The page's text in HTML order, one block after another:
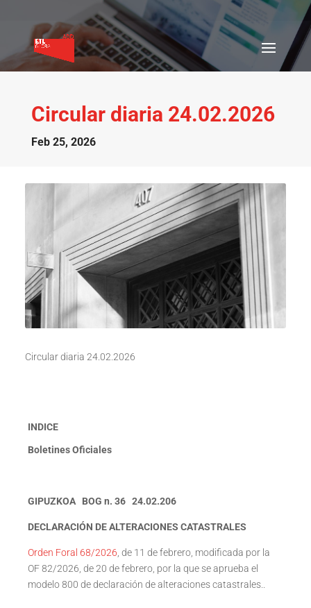
Circular diaria 24.02.2026
Feb 25, 2026
Circular diaria 24.02.2026
INDICE
Boletines Oficiales
GIPUZKOA BOG n. 36 24.02.206
DECLARACIÓN DE ALTERACIONES CATASTRALES
Orden Foral 68/2026 , de 11 de febrero, modificada por la
OF 82/2026, de 20 de febrero, por la que se aprueba el
modelo 800 de declaración de alteraciones catastrales..